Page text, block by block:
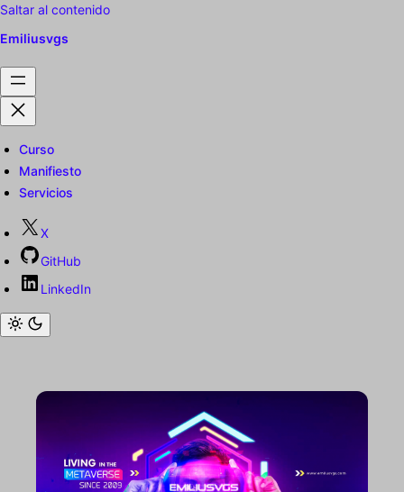
Saltar al contenido
Emiliusvgs
Curso
Manifiesto
Servicios
X
GitHub
LinkedIn